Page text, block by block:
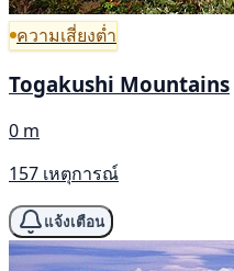
ความเสี่ยงต่ำ
Togakushi Mountains
0 m
157 เหตุการณ์
แจ้งเตือน